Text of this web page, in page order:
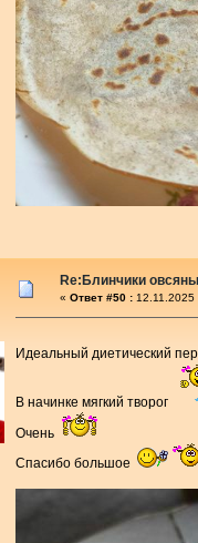
Re:Блинчики
« Ответ #50 : 12.11.2025
Идеальный диетический
В начинке мягкий творог
Очень
Спасибо большое